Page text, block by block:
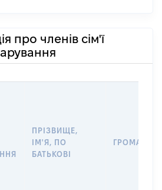
про членів сім'ї
ПРІЗВИЩЕ,
ІМ'Я, ПО
БАТЬКОВІ